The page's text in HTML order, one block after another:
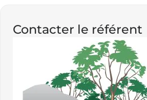
Contacter le référent